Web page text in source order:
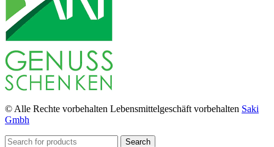
© Alle Rechte vorbehalten Lebensmittelgeschäft vorbehalten Saki
Gmbh
Search